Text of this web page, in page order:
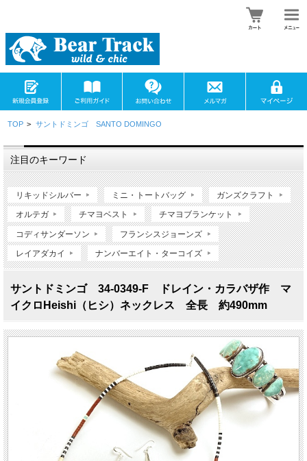
TOP > サントドミンゴ SANTO DOMINGO
注目のキーワード
リキッドシルバー ミニ・トートバッグ ガンズクラフト
オルテガ チマヨベスト チマヨブランケット
コディサンダーソン フランシスジョーンズ
レイアダカイ ナンバーエイト・ターコイズ
サントドミンゴ 34-0349-F ドレイン・カラバザ作 マ
イクロHeishi（ヒシ）ネックレス 全長 約490mm